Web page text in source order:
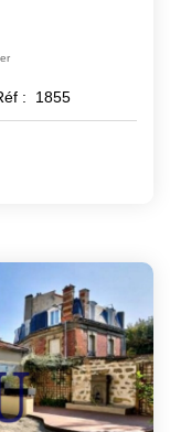
: 1855